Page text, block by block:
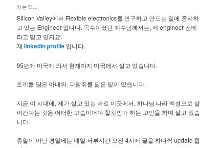
저는요…
Silicon Valley에서 Flexible electronics를 연구하고 만드는 일에 종사하
고 있는 Engineer 입니다. 목수이셨던 예수님께서는, 제 engineer 선배
라고 믿고 있지요.
제linkedin profile 입니다.
95년에 미국에 와서 현재까지 미국에서 살고 있습니다.
토끼를 닮은 아내와, 다람쥐를 닮은 딸이 있습니다.
지금 이 시대에, 제가 살고 있는 바로 이곳에서, 하나님 나라 백성으로 살
아간다는 것은 어떠한 모습이어야 할것인가 하는 고민을 하며 살고 있습
니다.
휴일이 아닌 평일에는 매일 서부시간 오전 4시에 글을 하나씩 update 합